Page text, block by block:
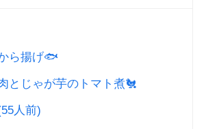
ら揚げ🐟
とじゃが芋のトマト煮🐔
人前)